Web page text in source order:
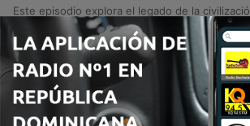
435
Toronto, la puerta de entrada al
anglófono II
17 jul. 2026